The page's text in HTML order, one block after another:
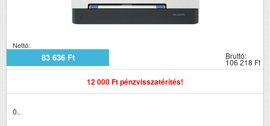
Nettó:
83 636 Ft Bruttó:
106 218 Ft
12 000 Ft pénzvisszatérítés!
0..